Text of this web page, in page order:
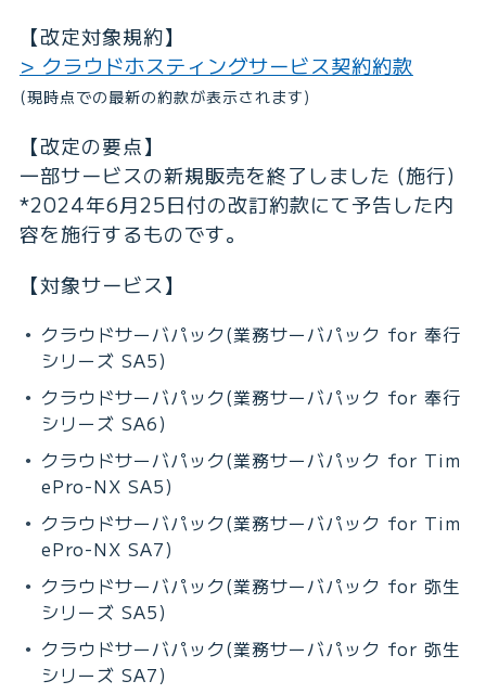
【改定対象規約】
> クラウドホスティングサービス契約約款
(現時点での最新の約款が表示されます)
【改定の要点】
一部サービスの新規販売を終了しました (施行)
*2024年6月25日付の改訂約款にて予告した内
容を施行するものです。
【対象サービス】
クラウドサーバパック(業務サーバパック for 奉行
シリーズ SA5)
クラウドサーバパック(業務サーバパック for 奉行
シリーズ SA6)
クラウドサーバパック(業務サーバパック for Tim
ePro-NX SA5)
クラウドサーバパック(業務サーバパック for Tim
ePro-NX SA7)
クラウドサーバパック(業務サーバパック for 弥生
シリーズ SA5)
クラウドサーバパック(業務サーバパック for 弥生
シリーズ SA7)